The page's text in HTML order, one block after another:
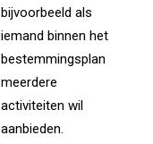
bijvoorbeeld als
iemand binnen het
bestemmingsplan
meerdere
activiteiten wil
aanbieden.